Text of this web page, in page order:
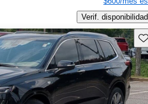
Verif. disponibilidad